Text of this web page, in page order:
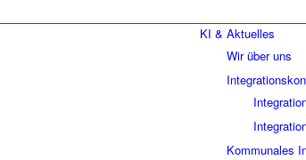
KI & Aktuelles
Wir über uns
Kommunales